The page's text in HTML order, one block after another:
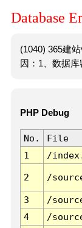
Database
(1040) 365建
因：1、数据库
PHP Debug
No. File
1
/
2 /
3 /
4
/